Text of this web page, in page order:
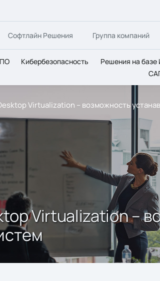
Софтлайн Решения Группа компаний
Кибербезопасность Решения на базе
Virtualization – возможность
Virtualization –